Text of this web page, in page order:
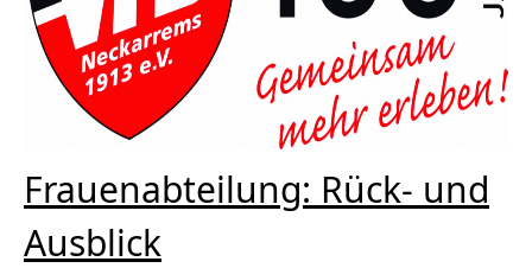
Frauenabteilung: Rück- und
Ausblick